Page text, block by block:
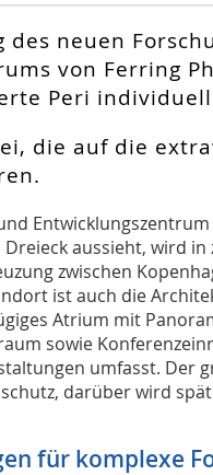
neuen
von Ferring
Peri
die auf die
aussieht, wird
zwischen
ist auch die
Atrium mit
sowie
umfasst. Der
darüber wird
für komplexe